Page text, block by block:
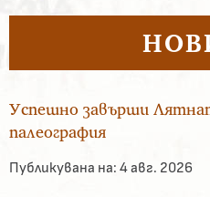
Успешно завърши
палеография
Публикувана на: 4 авг. 2026